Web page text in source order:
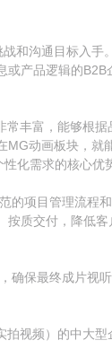
和沟通目标入手
或产品逻辑的B2B
常丰富，能够根据
MG动画板块，就
化需求的核心优
的项目管理流程和
按质交付，降低
确保最终成片视
拍视频）的中大型